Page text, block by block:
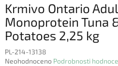
Krmivo Ontario
Monoprotein Tuna
Potatoes 2,25 kg
PL-214-13138
Průměrné
Neohodnoceno Podrobnosti